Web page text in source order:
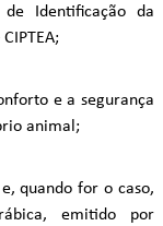
Identificação da
e a segurança
animal;
quando for o caso,
emitido por